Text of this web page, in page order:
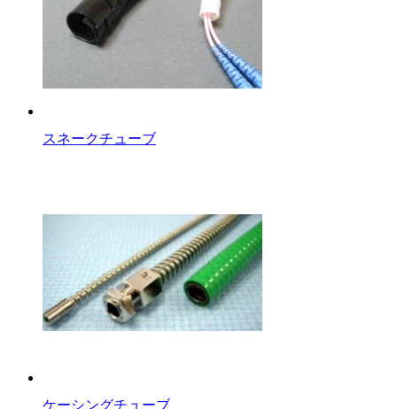
スネークチューブ
ケーシングチューブ